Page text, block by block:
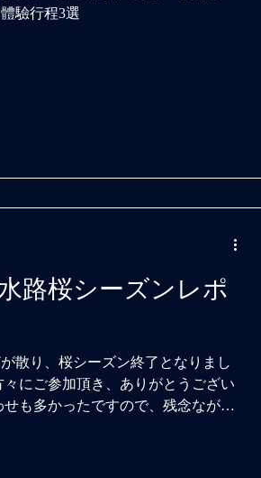
驗行程3選
路桜シーズンレポ
散り、桜シーズン終了となりまし
にご参加頂き、ありがとうござい
せも多かったですので、残念ながら